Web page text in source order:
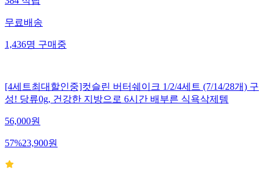
무료배송
1,436명 구매중
[4세트최대할인중]컷슬린 버터쉐이크 1/2/4세트 (7/14/28개) 구
성! 당류0g, 건강한 지방으로 6시간 배부른 식욕삭제템
56,000원
57%23,900원